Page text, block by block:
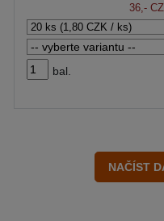
36,-
bal.